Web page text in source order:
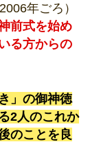
年ごろ）
前式を始め
る方からの
」の御神徳
2人のこれか
のことを良